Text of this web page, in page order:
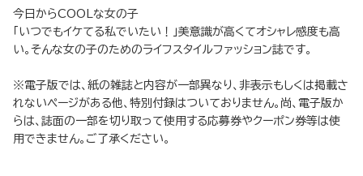
今日からCOOLな女の子
「いつでもイケてる私でいたい！」美意識が高くてオシャレ感度も高
い。そんな女の子のためのライフスタイルファッション誌です。
※電子版では、紙の雑誌と内容が一部異なり、非表示もしくは掲載さ
れないページがある他、特別付録はついておりません。尚、電子版か
らは、誌面の一部を切り取って使用する応募券やクーポン券等は使
用できません。ご了承ください。